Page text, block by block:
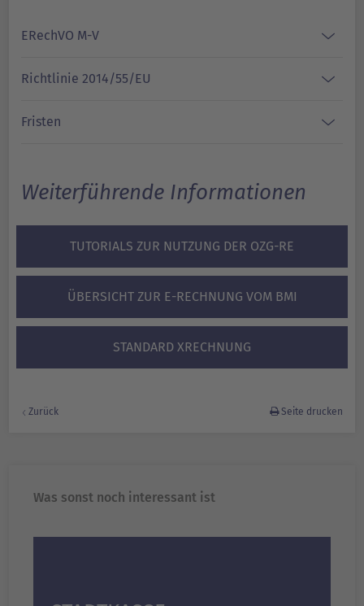
ERechVO M-V
Richtlinie 2014/55/EU
Fristen
Weiterführende Informationen
TUTORIALS ZUR NUTZUNG DER OZG-RE
ÜBERSICHT ZUR E-RECHNUNG VOM BMI
STANDARD XRECHNUNG
Zurück Seite drucken
Was sonst noch interessant ist